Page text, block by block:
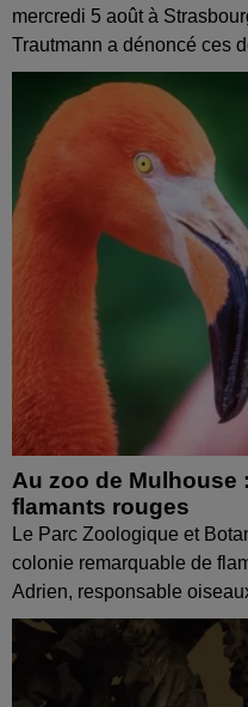
mercredi 5 août à
Trautmann a dénoncé ces
Au zoo de Mulhouse
flamants rouges
Le Parc Zoologique et
colonie remarquable de
Adrien, responsable